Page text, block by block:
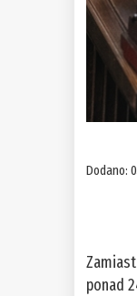
Dodano:
ponad